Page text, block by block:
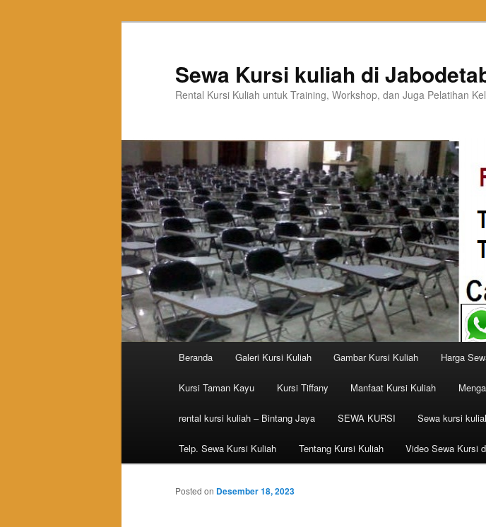
Sewa Kursi kuliah di
Rental Kursi Kuliah untuk Training, Workshop, dan Juga Pelatihan
Skip to primary content
Skip to secondary content
Beranda Galeri Kursi Kuliah Gambar Kursi Kuliah Harga
Kursi Taman Kayu Kursi Tiffany Manfaat Kursi Kuliah
rental kursi kuliah – Bintang Jaya SEWA KURSI Sewa kursi
Telp. Sewa Kursi Kuliah Tentang Kursi Kuliah Video Sewa Kursi
Posted on Desember 18, 2023